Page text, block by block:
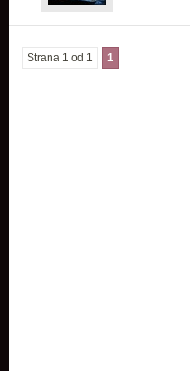
Strana 1 od 1 1